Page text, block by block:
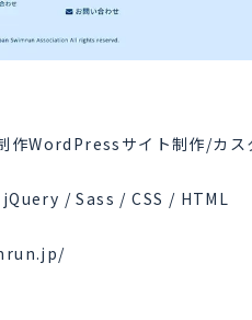
作WordPressサイト制作/カス
/ Sass / CSS / HTML